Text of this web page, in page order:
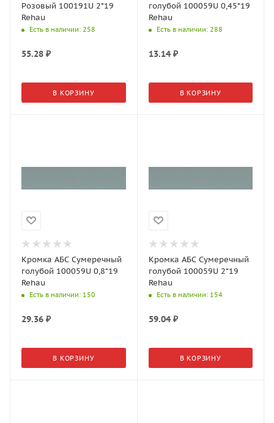
Розовый 100191U 2*19
Rehau
Есть в наличии: 258
55.28 ₽
В КОРЗИНУ
голубой 100059U 0,45*19
Rehau
Есть в наличии: 288
13.14₽
В КОРЗИНУ
Кромка АБС Сумеречный
голубой 100059U 0,8*19
Rehau
Есть в наличии: 150
29.36 ₽
В КОРЗИНУ
Кромка АБС Сумеречный
голубой 100059U 2*19
Rehau
Есть в наличии: 154
59.04₽
В КОРЗИНУ